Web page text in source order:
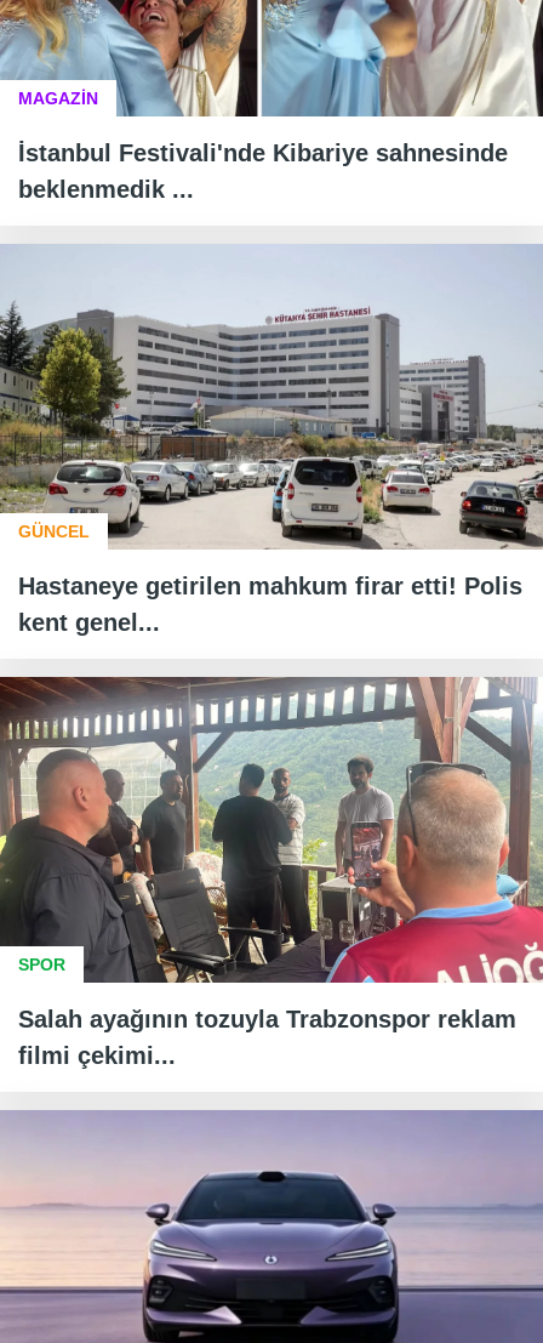
MAGAZİN
İstanbul Festivali'nde Kibariye sahnesinde
beklenmedik ...
GÜNCEL
Hastaneye getirilen mahkum firar etti! Polis
kent genel...
SPOR
Salah ayağının tozuyla Trabzonspor reklam
filmi çekimi...